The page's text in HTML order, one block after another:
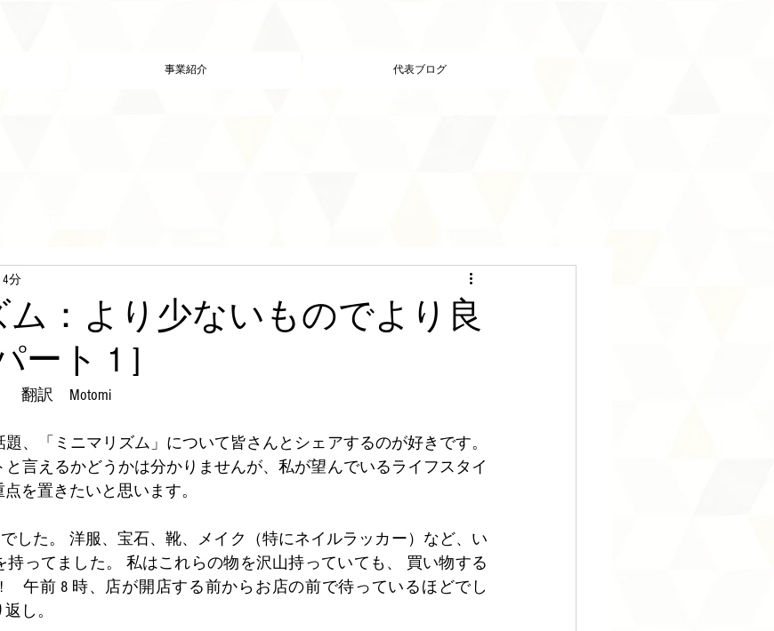
事業紹介 代表ブログ
ム：より少ないものでより良
ート 1 ]
4分
、「ミニマリズム」について皆さんとシェアするのが好きです。
言えるかどうかは分かりませんが、私が望んでいるライフスタイ
を置きたいと思います。
した。 洋服、宝石、靴、メイク（特にネイルラッカー）など、い
持ってました。 私はこれらの物を沢山持っていても、 買い物する
午前 8 時、店が開店する前からお店の前で待っているほどでし
し。